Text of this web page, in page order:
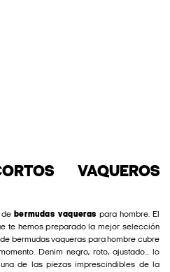
VAQUEROS
de bermudas vaqueras para hombre. El
te hemos preparado la mejor selección
bermudas vaqueras para hombre cubre
Denim negro, roto, ajustado... lo
de las piezas imprescindibles de la